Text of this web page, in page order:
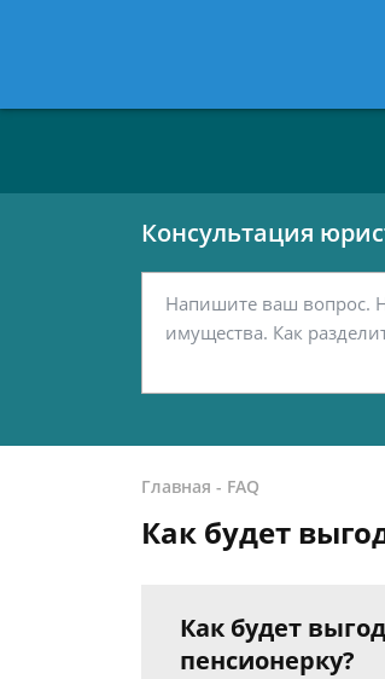
Консультация
Главная - FAQ
Как будет
Как будет
пенсионерку?